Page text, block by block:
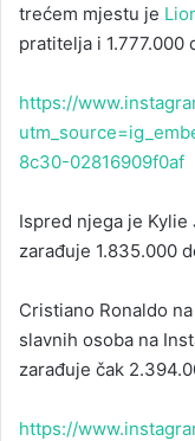
trećem mjestu je
pratitelja i 1.777.000
https://
8c30-02816909f0af
Ispred njega je
zarađuje 1.835.000
Cristiano Ronaldo
slavnih osoba na
zarađuje čak
https://